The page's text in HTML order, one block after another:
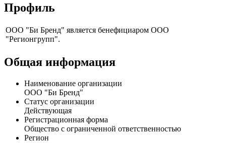
Профиль
ООО "Би Бренд" является бенефициаром ООО
"Регионгрупп".
Общая информация
Наименование организации
ООО "Би Бренд"
Статус организации
Действующая
Регистрационная форма
Общество с ограниченной ответственностью
Регион